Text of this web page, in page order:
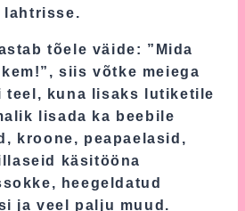
lahtrisse.
tõele väide: ”Mida
siis võtke meiega
teel, kuna lisaks lutiketile
lisada ka beebile
kroone, peapaelasid,
käsitööna
heegeldatud
ja veel palju muud.